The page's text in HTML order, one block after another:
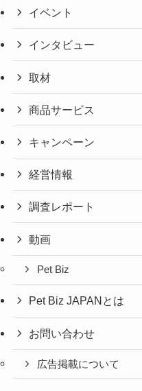
イベント
インタビュー
取材
商品サービス
キャンペーン
経営情報
調査レポート
動画
Pet Biz
Pet Biz JAPANとは
お問い合わせ
広告掲載について